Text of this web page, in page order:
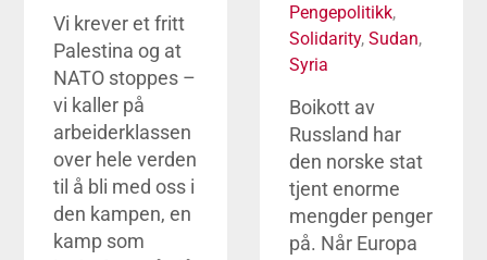
Vi krever et fritt
Palestina og at
NATO stoppes –
vi kaller på
arbeiderklassen
over hele verden
til å bli med oss i
den kampen, en
kamp som
Pengepolitikk,
Solidarity, Sudan,
Syria
Boikott av
Russland har
den norske stat
tjent enorme
mengder penger
på. Når Europa